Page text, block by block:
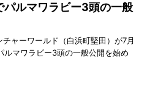
パルマワラビー3頭の一般
チャーワールド（白浜町堅田）が7月
ルマワラビー3頭の一般公開を始め